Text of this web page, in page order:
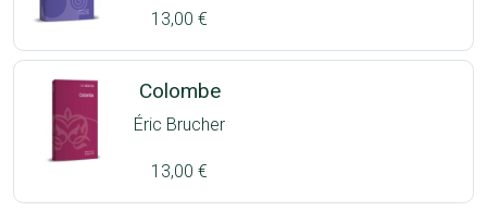
13,00 €
Colombe
Éric Brucher
13,00 €